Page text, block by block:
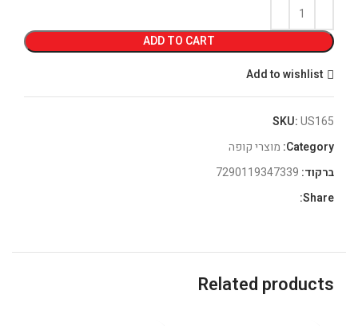
ADD TO CART
Add to wishlist
SKU:US165
Category: מוצרי קופה
ברקוד:
Share:
Related products